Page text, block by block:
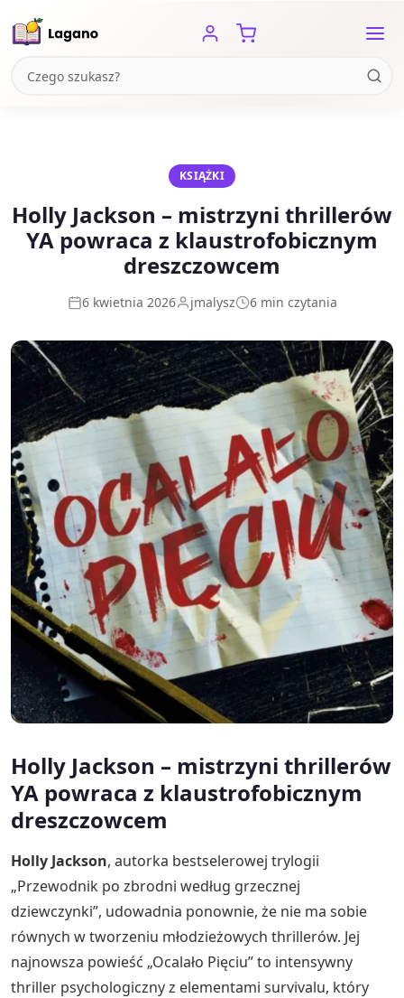
KSIĄŻKI
Holly Jackson – mistrzyni thrillerów
YA powraca z klaustrofobicznym
dreszczowcem
6 kwietnia 2026 jmalysz 6 min czytania
Holly Jackson – mistrzyni thrillerów
YA powraca z klaustrofobicznym
dreszczowcem
Holly Jackson, autorka bestselerowej trylogii
„Przewodnik po zbrodni według grzecznej
dziewczynki”, udowadnia ponownie, że nie ma sobie
równych w tworzeniu młodzieżowych thrillerów. Jej
najnowsza powieść „Ocalało Pięciu” to intensywny
thriller psychologiczny z elementami survivalu, który